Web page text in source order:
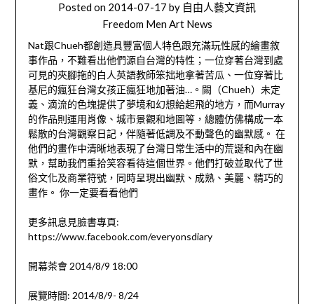
Posted on 2014-07-17 by 自由人藝文資訊
Freedom Men Art News
Nat跟Chueh都創造具豐富個人特色跟充滿玩性感的繪畫敘
事作品，不難看出他們源自台灣的特性；一位穿著台灣到處
可見的夾腳拖的白人英語教師笨拙地拿著苦瓜、一位穿著比
基尼的瘋狂台灣女孩正瘋狂地加著油…。闕（Chueh）未定
義、滴流的色塊提供了夢境和幻想給起飛的地方，而Murray
的作品則運用肖像、城市景觀和地圖等，總體仿佛構成一本
鬆散的台灣觀察日記，伴隨著低調及不動聲色的幽默感。 在
他們的畫作中清晰地表現了台灣日常生活中的荒誕和內在幽
默，幫助我們重拾笑容看待這個世界。他們打破並取代了世
俗文化及商業符號，同時呈現出幽默、成熟、美麗、精巧的
畫作。 你一定要看看他們
更多訊息見臉書專頁:
https://www.facebook.com/everyonsdiary
開幕茶會 2014/8/9 18:00
展覽時間: 2014/8/9- 8/24